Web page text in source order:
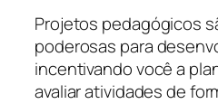
Projetos pedagógicos
poderosas para
incentivando você a
avaliar atividades de